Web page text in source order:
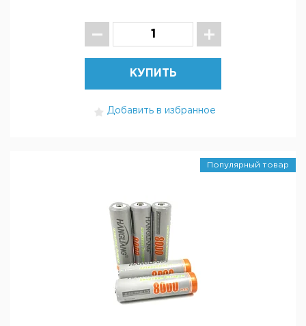
КУПИТЬ
Добавить в избранное
Популярный товар